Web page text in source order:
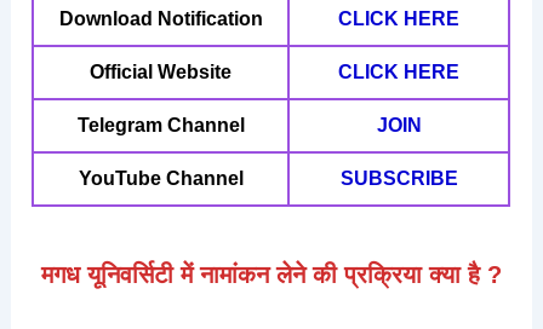
Download Notification CLICK HERE
Official Website CLICK HERE
Telegram Channel JOIN
YouTube Channel SUBSCRIBE
मगध यूनिवर्सिटी में नामांकन लेने की प्रक्रिया क्या है ?